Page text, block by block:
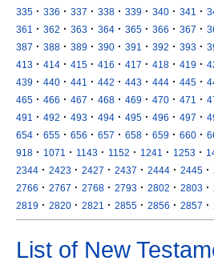
335 · 336 · 337 · 338 · 339 · 340 · 341 ·
361
· 362 · 363 · 364 · 365 · 366 · 367 ·
387 · 388 · 389 · 390 · 391 · 392 · 393 ·
413 · 414 · 415 · 416 · 417 · 418 · 419 ·
439 · 440 · 441 · 442 · 443 · 444 · 445 ·
465 · 466 · 467 · 468 · 469 · 470 · 471 ·
491
· 492 · 493 · 494 · 495 · 496 · 497 ·
654 · 655 · 656 · 657 · 658 · 659 · 660 ·
918 · 1071 · 1143 · 1152 · 1241 · 1253 ·
2344 · 2423 · 2427 · 2437 · 2444 · 2445 ·
2766 · 2767 · 2768 · 2793 · 2802 · 2803 ·
2819 · 2820 · 2821 · 2855 · 2856 · 2857 ·
List of New